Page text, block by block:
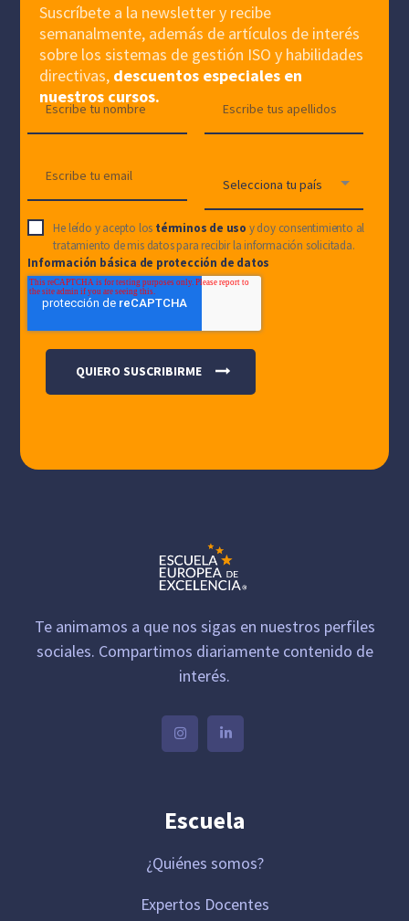
Suscríbete a la newsletter y recibe
semanalmente, además de artículos de interés
sobre los sistemas de gestión ISO y habilidades
directivas, descuentos especiales en
nuestros cursos.
He leído y acepto los términos de uso y doy consentimiento al
tratamiento de mis datos para recibir la información solicitada.
Información básica de protección de datos
Te animamos a que nos sigas en nuestros perfiles
sociales. Compartimos diariamente contenido de
interés.
Escuela
¿Quiénes somos?
Expertos Docentes